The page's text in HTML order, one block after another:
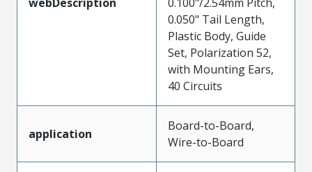
0.050" Tail Length,
Plastic Body, Guide
Set, Polarization 52,
with Mounting Ears,
40 Circuits
application
Board-to-Board,
Wire-to-Board